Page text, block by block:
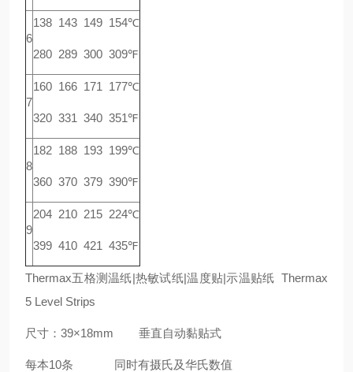
6
138 143 149 154℃
280 289 300 309℉
7
160 166 171 177℃
320 331 340 351℉
8
182 188 193 199℃
360 370 379 390℉
9
204 210 215 224℃
399 410 421 435℉
Thermax五格测温纸|热敏试纸|温度贴|示温贴纸 Thermax
5 Level Strips
尺寸：39×18mm 垂直自动黏贴式
每本10条 同时有摄氏及华氏数值